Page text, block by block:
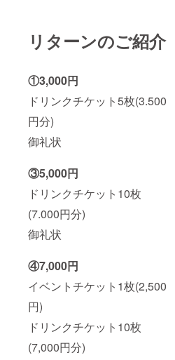
リターンのご紹介
①3,000円
ドリンクチケット5枚(3.500
円分)
御礼状
③5,000円
ドリンクチケット10枚
(7.000円分)
御礼状
④7,000円
イベントチケット1枚(2,500
円)
ドリンクチケット10枚
(7,000円分)